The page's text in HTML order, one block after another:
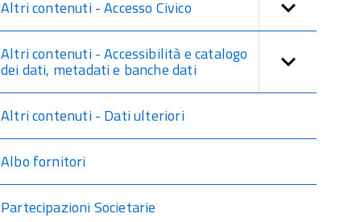
Altri contenuti - Accesso Civico
Altri contenuti - Accessibilità e catalogo
dei dati, metadati e banche dati
Altri contenuti - Dati ulteriori
Albo fornitori
Partecipazioni Societarie